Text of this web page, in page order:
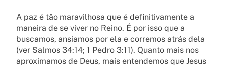
A paz é tão maravilhosa que é definitivamente a
maneira de se viver no Reino. É por isso que a
buscamos, ansiamos por ela e corremos atrás dela
(ver Salmos 34:14; 1 Pedro 3:11). Quanto mais nos
aproximamos de Deus, mais entendemos que Jesus